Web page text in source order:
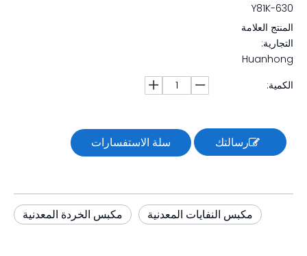
Y81K-630
المنتج العلامة
التجارية:
Huanhong
الكمية:
رسالتك سلة الاستفسارات
مكبس الخردة المعدنية مكبس النفايات المعدنية